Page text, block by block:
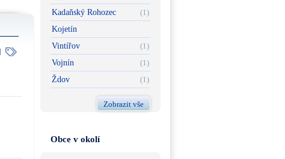
Kadaňský Rohozec
(1)
Kojetín
Vintířov
(1)
Vojnín
(1)
Ždov
(1)
Zobrazit vše
Obce v okolí